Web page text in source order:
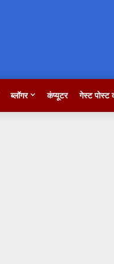
ब्लॉगर कंप्यूटर गेस्ट पोस्ट